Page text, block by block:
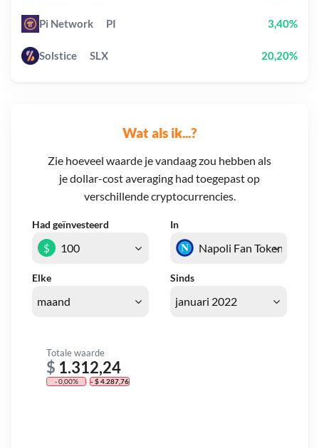
Wat als ik...?
Zie hoeveel waarde je vandaag zou hebben als
je dollar-cost averaging had toegepast op
verschillende cryptocurrencies.
Had geïnvesteerd In
Elke Sinds
$
Totale waarde
$ 1.312,24
- 0,00% - $ 4.287,76
Pi Network PI 3,40%
Solstice SLX 20,20%